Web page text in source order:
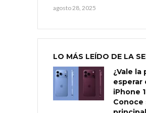
agosto 28, 2025
LO MÁS LEÍDO DE LA
¿Vale la
esperar
iPhone
Conoce